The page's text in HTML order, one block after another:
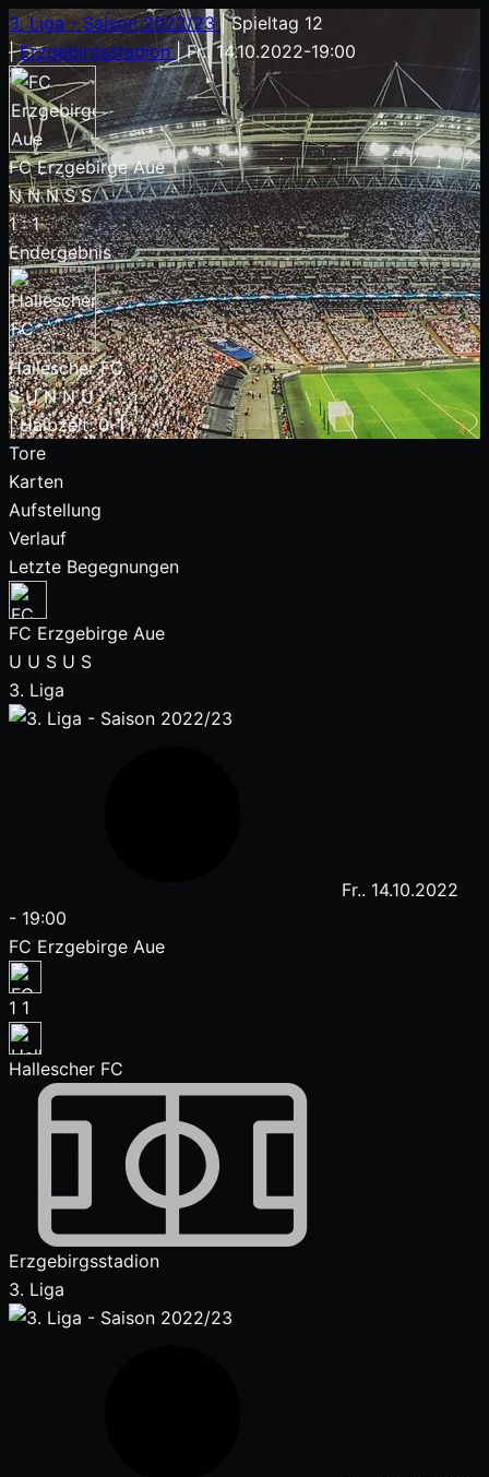
3. Liga - Saison 2022/23| Spieltag 12
| Erzgebirgsstadion| Fr.. 14.10.2022-19:00
FC Erzgebirge Aue
NNNSS
1 : 1
Endergebnis
Hallescher FC
SUNNU
| Halbzeit: 0-1
Tore
Karten
Aufstellung
Verlauf
Letzte Begegnungen
FC Erzgebirge Aue
U U S U S
3. Liga
Fr.. 14.10.2022
- 19:00
FC Erzgebirge Aue
1 1
Hallescher FC
Erzgebirgsstadion
3. Liga